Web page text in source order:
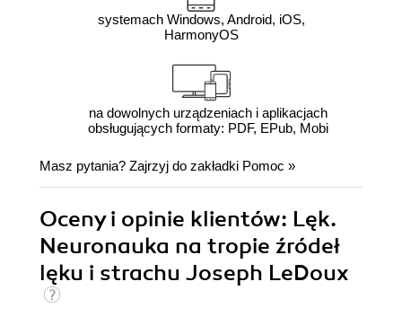
systemach Windows, Android, iOS,
HarmonyOS
na dowolnych urządzeniach i aplikacjach
obsługujących formaty: PDF, EPub, Mobi
Masz pytania? Zajrzyj do zakładki Pomoc »
Oceny i opinie klientów: Lęk.
Neuronauka na tropie źródeł
lęku i strachu Joseph LeDoux